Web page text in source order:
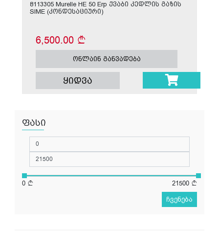
ფასი
0 21500
ჩვენება
8113305 Murelle HE 50 Erp ქვაბი კედლის გაზის
SIME (კონდესაციური)
6,500.00
ონლაინ განვადება
ყიდვა